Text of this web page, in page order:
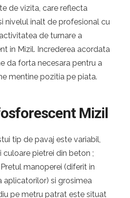
de vizita, care reflecta
nivelul inalt de profesional cu
de turnare a
in Mizil. Increderea acordata
da forta necesara pentru a
mentine pozitia pe piata.
Mizil
tip de pavaj este variabil,
pietrei din beton ;
manoperei (diferit in
aplicatorilor) si grosimea
pe metru patrat este situat